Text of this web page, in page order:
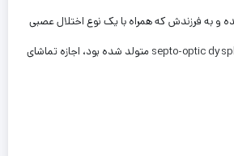
و به فرزندش که همراه با یک نوع اختلال عصبی
دستگاه بینایی به نام septo-optic dysplasia متولد شده بود، اجازه تماشای